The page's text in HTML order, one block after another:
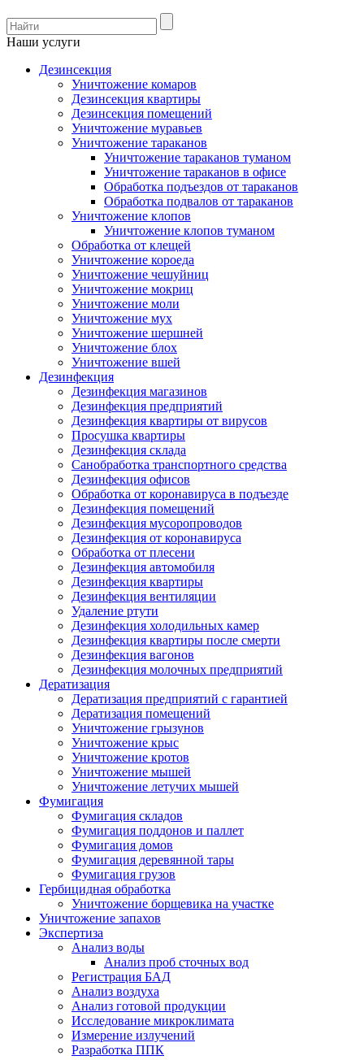
Наши услуги
Дезинсекция
Уничтожение комаров
Дезинсекция квартиры
Дезинсекция помещений
Уничтожение муравьев
Уничтожение тараканов
Уничтожение тараканов туманом
Уничтожение тараканов в офисе
Обработка подъездов от тараканов
Обработка подвалов от тараканов
Уничтожение клопов
Уничтожение клопов туманом
Обработка от клещей
Уничтожение короеда
Уничтожение чешуйниц
Уничтожение мокриц
Уничтожение моли
Уничтожение мух
Уничтожение шершней
Уничтожение блох
Уничтожение вшей
Дезинфекция
Дезинфекция магазинов
Дезинфекция предприятий
Дезинфекция квартиры от вирусов
Просушка квартиры
Дезинфекция склада
Санобработка транспортного средства
Дезинфекция офисов
Обработка от коронавируса в подъезде
Дезинфекция помещений
Дезинфекция мусоропроводов
Дезинфекция от коронавируса
Обработка от плесени
Дезинфекция автомобиля
Дезинфекция квартиры
Дезинфекция вентиляции
Удаление ртути
Дезинфекция холодильных камер
Дезинфекция квартиры после смерти
Дезинфекция вагонов
Дезинфекция молочных предприятий
Дератизация
Дератизация предприятий с гарантией
Дератизация помещений
Уничтожение грызунов
Уничтожение крыс
Уничтожение кротов
Уничтожение мышей
Уничтожение летучих мышей
Фумигация
Фумигация складов
Фумигация поддонов и паллет
Фумигация домов
Фумигация деревянной тары
Фумигация грузов
Гербицидная обработка
Уничтожение борщевика на участке
Уничтожение запахов
Экспертиза
Анализ воды
Анализ проб сточных вод
Регистрация БАД
Анализ воздуха
Анализ готовой продукции
Исследование микроклимата
Измерение излучений
Разработка ППК